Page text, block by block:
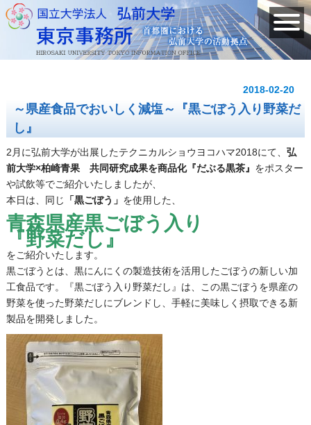
2018-02-20
～県産食品でおいしく減塩～『黒ごぼう入り野菜だ
し』
2月に弘前大学が出展したテクニカルショウヨコハマ2018にて、 弘
前大学×柏崎青果 共同研究成果を商品化『だぶる黒茶』 をポスター
や試飲等でご紹介いたしましたが、
本日は、同じ
「黒ごぼう」 を使用した、
青森県産黒ごぼう入り
『野菜だし』
をご紹介いたします。
黒ごぼうとは、黒にんにくの製造技術を活用したごぼうの新しい加
工食品です。『黒ごぼう入り野菜だし』は、この黒ごぼうを県産の
野菜を使った野菜だしにブレンドし、手軽に美味しく摂取できる新
製品を開発しました。